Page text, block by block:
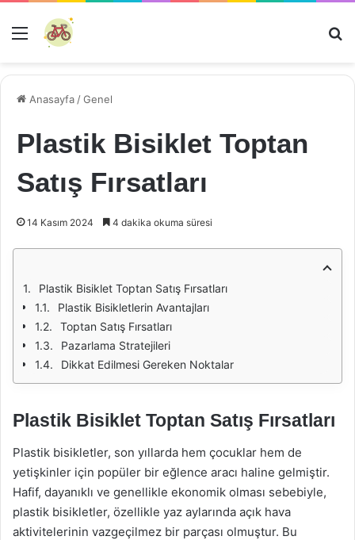
Menü
Anasayfa /Genel
Plastik Bisiklet Toptan
Satış Fırsatları
14 Kasım 2024 4 dakika okuma süresi
Plastik Bisiklet Toptan Satış Fırsatları
Plastik Bisikletlerin Avantajları
Toptan Satış Fırsatları
Pazarlama Stratejileri
Dikkat Edilmesi Gereken Noktalar
Plastik Bisiklet Toptan Satış Fırsatları
Plastik bisikletler, son yıllarda hem çocuklar hem de
yetişkinler için popüler bir eğlence aracı haline gelmiştir.
Hafif, dayanıklı ve genellikle ekonomik olması sebebiyle,
plastik bisikletler, özellikle yaz aylarında açık hava
aktivitelerinin vazgeçilmez bir parçası olmuştur. Bu